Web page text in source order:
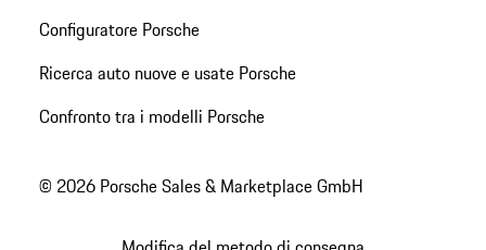
Configuratore Porsche
Ricerca auto nuove e usate Porsche
Confronto tra i modelli Porsche
© 2026 Porsche Sales & Marketplace GmbH